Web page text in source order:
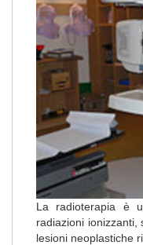
La radioterapia è
radiazioni
lesioni neoplastiche